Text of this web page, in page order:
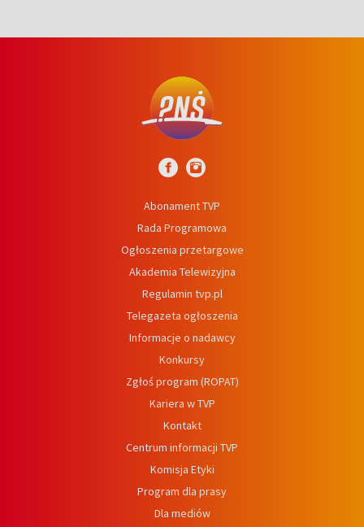
Abonament TVP
Rada Programowa
Ogłoszenia przetargowe
Akademia Telewizyjna
Regulamin tvp.pl
Telegazeta ogłoszenia
Informacje o nadawcy
Konkursy
Zgłoś program (ROPAT)
Kariera w TVP
Kontakt
Centrum informacji TVP
Komisja Etyki
Program dla prasy
Dla mediów